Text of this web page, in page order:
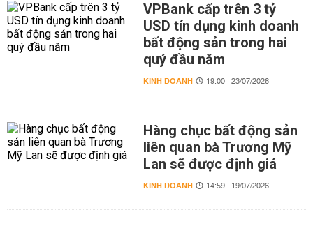
VPBank cấp trên 3 tỷ
USD tín dụng kinh doanh
bất động sản trong hai
quý đầu năm
KINH DOANH 19:00 | 23/07/2026
Hàng chục bất động sản
liên quan bà Trương Mỹ
Lan sẽ được định giá
KINH DOANH 14:59 | 19/07/2026